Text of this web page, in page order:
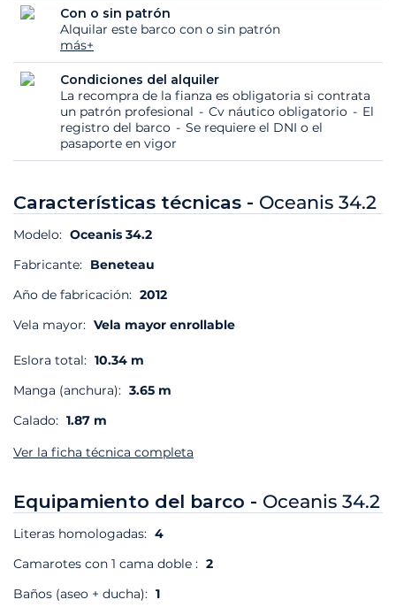
Con o sin patrón
Alquilar este barco con o sin patrón
más+
Condiciones del alquiler
La recompra de la fianza es obligatoria si contrata
un patrón profesional
Cv náutico obligatorio
El
registro del barco
Se requiere el DNI o el
pasaporte en vigor
Características técnicas - Oceanis 34.2
Modelo: Oceanis 34.2
Fabricante: Beneteau
Año de fabricación: 2012
Vela mayor: Vela mayor enrollable
Eslora total: 10.34 m
Manga (anchura): 3.65 m
Calado: 1.87 m
Ver la ficha técnica completa
Equipamiento del barco - Oceanis 34.2
Literas homologadas: 4
Camarotes con 1 cama doble : 2
Baños (aseo + ducha): 1